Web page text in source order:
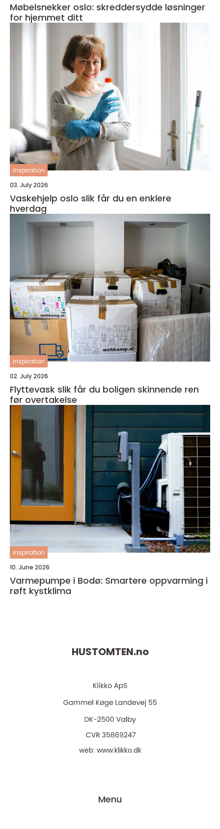
Møbelsnekker oslo: skreddersydde løsninger
for hjemmet ditt
inspiration
03. July 2026
Vaskehjelp oslo slik får du en enklere
hverdag
inspiration
02. July 2026
Flyttevask slik får du boligen skinnende ren
før overtakelse
inspiration
10. June 2026
Varmepumpe i Bodø: Smartere oppvarming i
røft kystklima
HUSTOMTEN.no
web: www.klikko.dk
Menu